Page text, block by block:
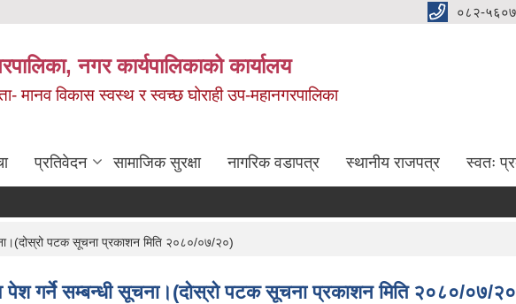
०८२-
नगर कार्यपालिकाको कार्यालय
मानव विकास स्वस्थ र स्वच्छ घोराही उप-महानगरपालिका
प्रतिवेदन सामाजिक सुरक्षा नागरिक वडापत्र स्थानीय राजपत्र स्वतः
पटक सूचना प्रकाशन मिति २०८०/०७/२०)
पेश गर्ने सम्बन्धी सूचना।(दोस्रो पटक सूचना प्रकाशन मिति २०८०/०७/